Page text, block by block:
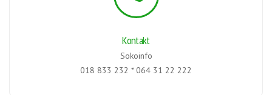
Kontakt
Sokoinfo
018 833 232 * 064 31 22 222